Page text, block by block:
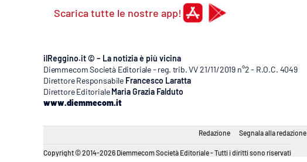
Scarica tutte le nostre app!
ilReggino.it © – La notizia è più vicina
Diemmecom Società Editoriale - reg. trib. VV 21/11/2019 n°2 - R.O.C. 4049
Direttore Responsabile Francesco Laratta
Direttore Editoriale Maria Grazia Falduto
www.diemmecom.it
Redazione Segnala alla redazione
Copyright © 2014-2026 Diemmecom Società Editoriale - Tutti i diritti sono riservati